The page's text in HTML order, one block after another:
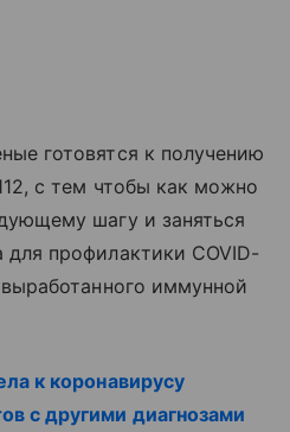
готовятся к получению
с тем чтобы как можно
шагу и заняться
для профилактики COVID-
иммунной
к коронавирусу
с другими диагнозами